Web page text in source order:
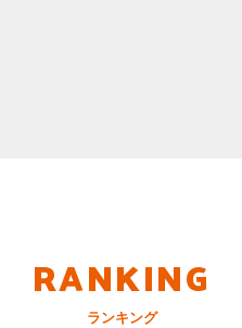
RANKING
ランキング